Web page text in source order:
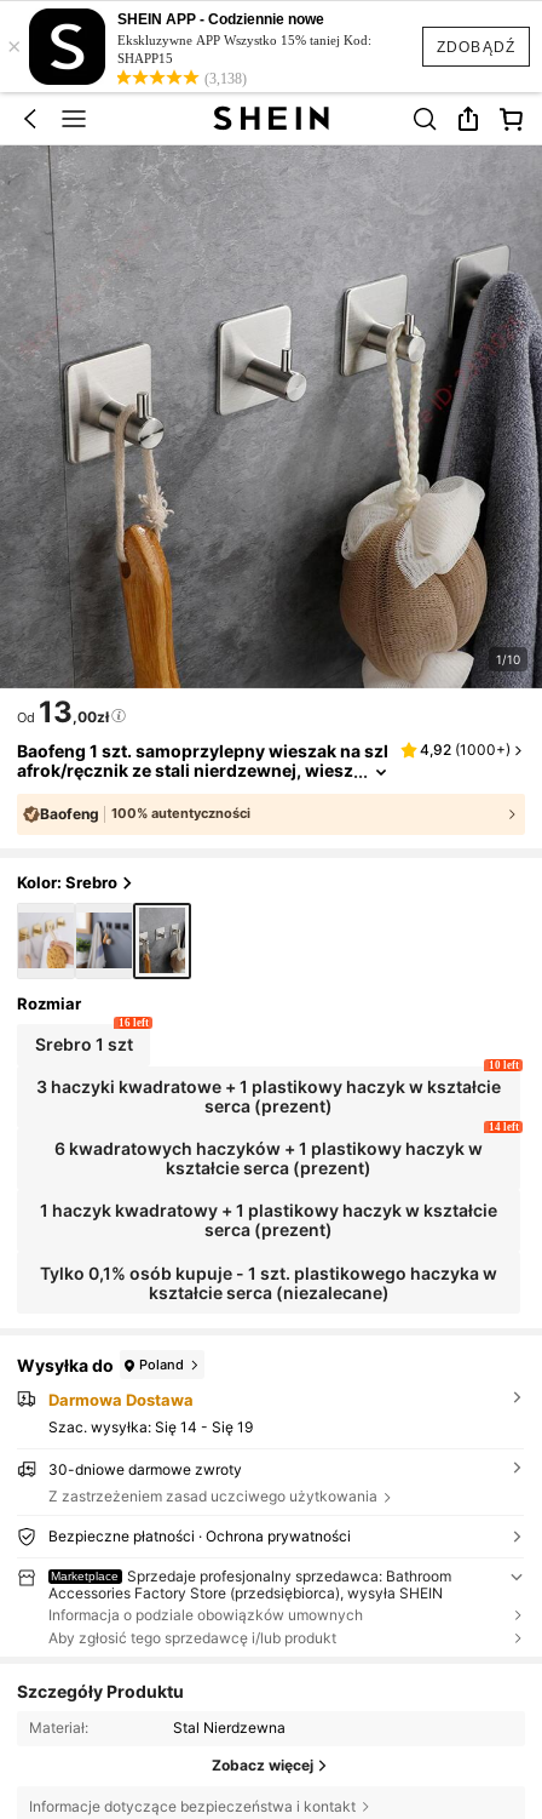
ZDOBĄDŹ
×
SHEIN APP - Codziennie nowe
Ekskluzywne APP Wszystko 15% taniej Kod:
SHAPP15
(3,138)
1/10
Od 13,00zł
Baofeng 1 szt. samoprzylepny wieszak na szl
afrok/ręcznik ze stali nierdzewnej, wiesz
ak ścienny na klucze, półka do łazienki/k
uchni, wieszak na ubrania, nierdzewny wies
zak na drzwi prysznica, wytrzymały, mały or
4,92 (1000+)
Baofeng 100% autentyczności
Kolor: Srebro
Rozmiar
Srebro 1 szt
16 left
3 haczyki kwadratowe + 1 plastikowy haczyk w kształcie
serca (prezent)
10 left
6 kwadratowych haczyków + 1 plastikowy haczyk w
kształcie serca (prezent)
14 left
1 haczyk kwadratowy + 1 plastikowy haczyk w kształcie
serca (prezent)
Tylko 0,1% osób kupuje - 1 szt. plastikowego haczyka w
kształcie serca (niezalecane)
Wysyłka do Poland
Darmowa Dostawa
Szac. wysyłka: Się 14 - Się 19
30-dniowe darmowe zwroty
Z zastrzeżeniem zasad uczciwego użytkowania
Bezpieczne płatności · Ochrona prywatności
Marketplace
Sprzedaje profesjonalny sprzedawca: Bathroom
Accessories Factory Store (przedsiębiorca), wysyła SHEIN
Informacja o podziale obowiązków umownych
Aby zgłosić tego sprzedawcę i/lub produkt
Szczegóły Produktu
Materiał: Stal Nierdzewna
Zobacz więcej
Informacje dotyczące bezpieczeństwa i kontakt